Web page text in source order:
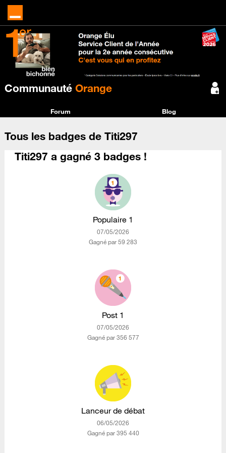
Communauté Orange
Forum Blog
Tous les badges de Titi297
Titi297 a gagné 3 badges !
Populaire 1
‎07/05/2026
Gagné par 59 283
Post 1
‎07/05/2026
Gagné par 356 577
Lanceur de débat
‎06/05/2026
Gagné par 395 440